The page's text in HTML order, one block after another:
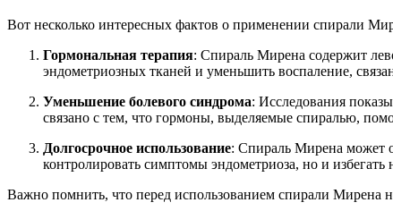
Вот несколько интересных фактов о применении спирали
Гормональная терапия: Спираль Мирена содержит
эндометриозных тканей и уменьшить воспаление,
Уменьшение болевого синдрома: Исследования
связано с тем, что гормоны, выделяемые спиралью,
Долгосрочное использование: Спираль Мирена может
контролировать симптомы эндометриоза, но и
Важно помнить, что перед использованием спирали Мирена